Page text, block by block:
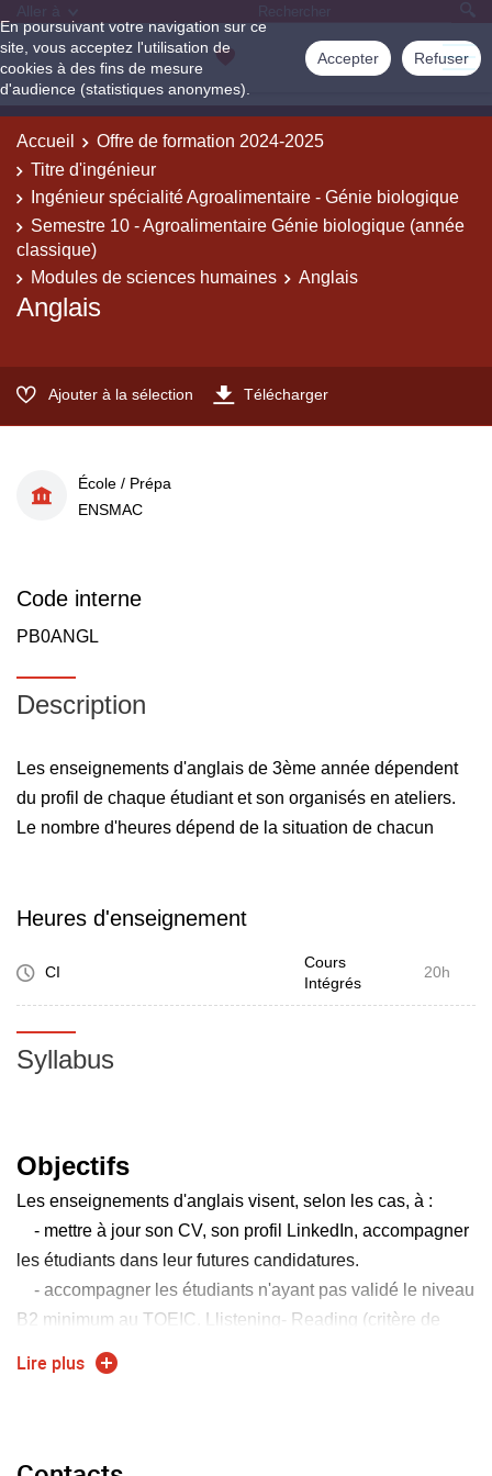
En poursuivant votre navigation sur ce
site, vous acceptez l'utilisation de
cookies à des fins de mesure
d'audience (statistiques anonymes).
Accepter Refuser
Accueil
Offre de formation 2024-2025
Titre d'ingénieur
Ingénieur spécialité Agroalimentaire - Génie biologique
Semestre 10 - Agroalimentaire Génie biologique (année
classique)
Modules de sciences humaines
Anglais
Anglais
Ajouter à la sélection Télécharger
École / Prépa
ENSMAC
Code interne
PB0ANGL
Description
Les enseignements d'anglais de 3ème année dépendent
du profil de chaque étudiant et son organisés en ateliers.
Le nombre d'heures dépend de la situation de chacun
Heures d'enseignement
CI
Cours
Intégrés
20h
Syllabus
Objectifs
Les enseignements d'anglais visent, selon les cas, à :
- mettre à jour son CV, son profil LinkedIn, accompagner
les étudiants dans leur futures candidatures.
- accompagner les étudiants n'ayant pas validé le niveau
B2 minimum au TOEIC. Llistening- Reading (critère de
validation du diplôme)
- préparer les étudiants qui le souhaitent à passer le
- organiser des ateliers d'expression orale (tables
Lire plus